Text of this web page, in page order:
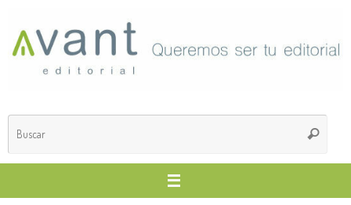
contenido
Buscar